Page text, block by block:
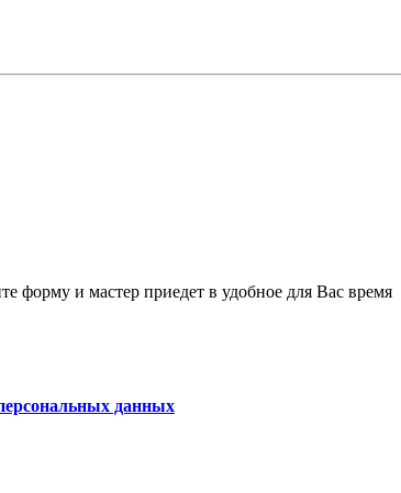
форму и мастер приедет в удобное для Вас время
данных